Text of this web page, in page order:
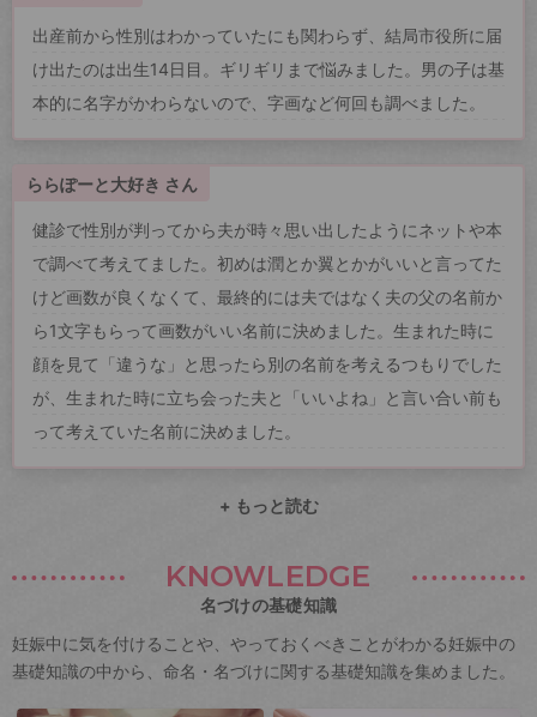
出産前から性別はわかっていたにも関わらず、結局市役所に届
け出たのは出生14日目。ギリギリまで悩みました。男の子は基
本的に名字がかわらないので、字画など何回も調べました。
ららぽーと大好き さん
健診で性別が判ってから夫が時々思い出したようにネットや本
で調べて考えてました。初めは潤とか翼とかがいいと言ってた
けど画数が良くなくて、最終的には夫ではなく夫の父の名前か
ら1文字もらって画数がいい名前に決めました。生まれた時に
顔を見て「違うな」と思ったら別の名前を考えるつもりでした
が、生まれた時に立ち会った夫と「いいよね」と言い合い前も
って考えていた名前に決めました。
+ もっと読む
KNOWLEDGE
名づけの基礎知識
妊娠中に気を付けることや、やっておくべきことがわかる妊娠中の
基礎知識の中から、命名・名づけに関する基礎知識を集めました。